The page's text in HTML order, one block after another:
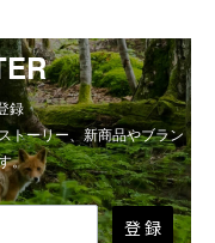
録
トーリー、新商品やブラン
。
登 録